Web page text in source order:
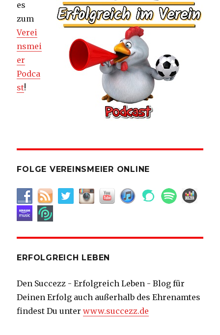
es
zum
Verei
nsmei
er
Podca
st!
FOLGE VEREINSMEIER ONLINE
ERFOLGREICH LEBEN
Den Succezz - Erfolgreich Leben - Blog für
Deinen Erfolg auch außerhalb des Ehrenamtes
findest Du unterwww.succezz.de